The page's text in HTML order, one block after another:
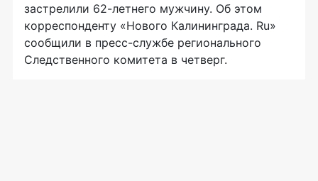
застрелили 62-летнего мужчину. Об этом
корреспонденту «Нового Калининграда. Ru»
сообщили в пресс-службе регионального
Следственного комитета в четверг.